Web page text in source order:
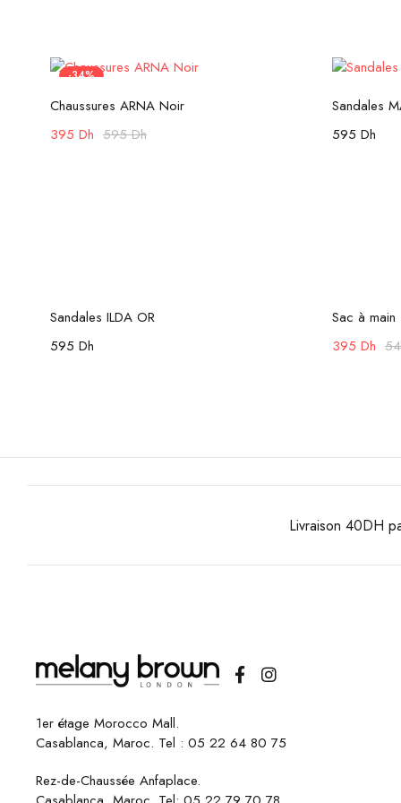
-34%
Choix des options
Chaussures ARNA Noir
595Dh
395 Dh
Sandales
595 Dh
Choix des options
Sandales ILDA OR
595 Dh
Sac à main
395 Dh
Livraison 40DH
1er étage Morocco Mall.
Casablanca, Maroc. Tel : 05 22 64 80 75
Rez-de-Chaussée Anfaplace.